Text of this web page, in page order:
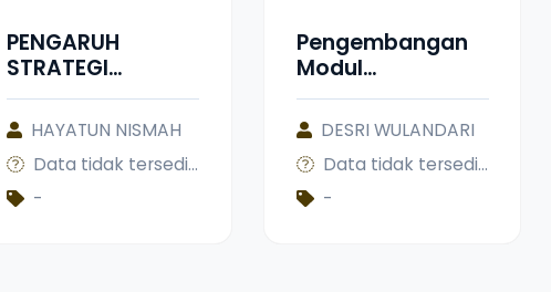
PENGARUH
STRATEGI
PEMBELAJARAN
DEEP LEARNING
DAN
COOPERATIVE
LEARNING TIPE
HAYATUN NISMAH
Data tidak tersedia
-
Pengembangan
Modul
Pembelajaran
Kimia Berbasis
Discovery
Learning
Berbantuan
DESRI WULANDARI
Data tidak tersedia
-